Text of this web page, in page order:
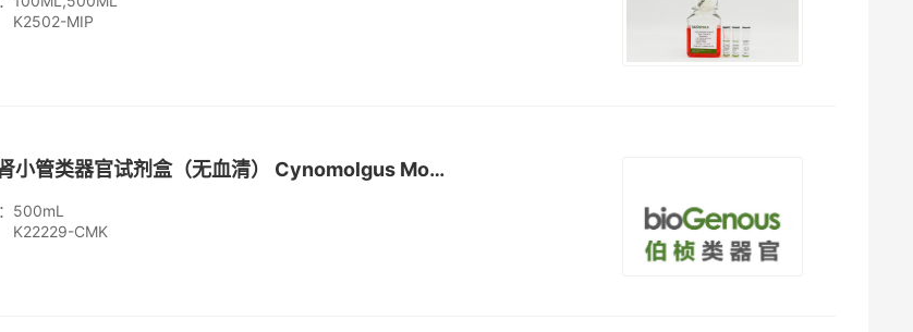
K2502-MIP
食蟹猴肾小管类器官试剂盒（无血清） Cynomolgus Monkey Kidney Tubular Orga...
500mL
K22229-CMK